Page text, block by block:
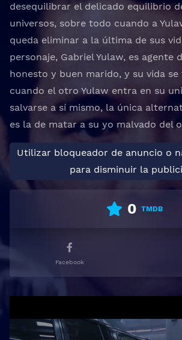
desequilibrar el delicado equilibrio
universos, sobre todo cuando a
queda eliminar a la última de sus
personaje, Gabriel Yulaw, es agente
honesto y buen marido, y su vida se
cuando el otro Yulaw entra en su
salvarse a sí mismo, la única
es la de matar a su yo malvado del
Utilizar bloqueador de anuncio o
para disminuir la
0 TMDB
Facebook